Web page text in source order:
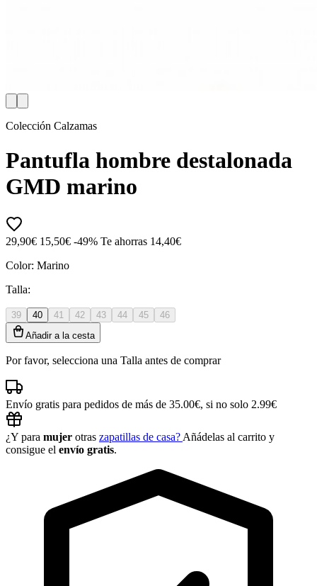
Colección Calzamas
Pantufla hombre destalonada
GMD marino
29,90€ 15,50€ -49% Te ahorras 14,40€
Color: Marino
Talla:
39 40 41 42 43 44 45
46
Añadir a la cesta
Por favor, selecciona una Talla antes de comprar
Envío gratis para pedidos de más de 35.00€, si no solo 2.99€
¿Y para mujer otras zapatillas de casa? Añádelas al carrito y
consigue el envío gratis.